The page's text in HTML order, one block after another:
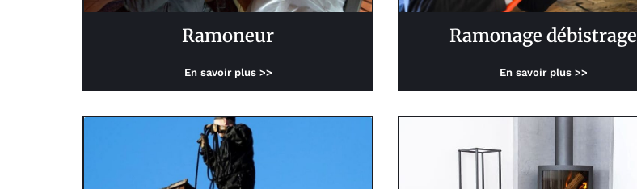
Ramoneur
En savoir plus >>
Ramonage débistrage
En savoir plus >>